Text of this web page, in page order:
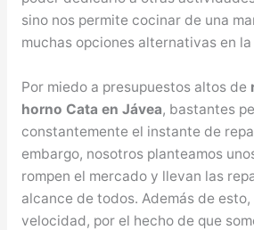
sino nos permite cocinar de una
muchas opciones alternativas en
Por miedo a presupuestos altos de
horno Cata en Jávea, bastantes
constantemente el instante de
embargo, nosotros planteamos
rompen el mercado y llevan las
alcance de todos. Además de
velocidad, por el hecho de que